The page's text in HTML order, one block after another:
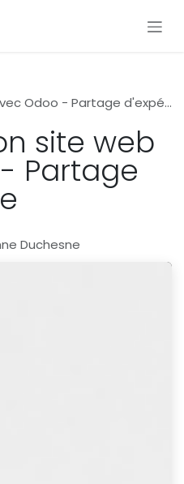
- Partage d'expérience
site web
Partage
Duchesne